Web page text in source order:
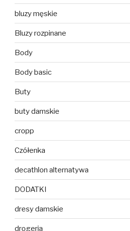
bluzy męskie
Bluzy rozpinane
Body
Body basic
Buty
buty damskie
cropp
Czółenka
decathlon alternatywa
DODATKI
dresy damskie
drogeria